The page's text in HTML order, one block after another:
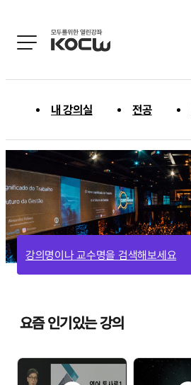
내 강의실 전공
강의명이나 교수명을 검색해보세요
요즘 인기있는 강의